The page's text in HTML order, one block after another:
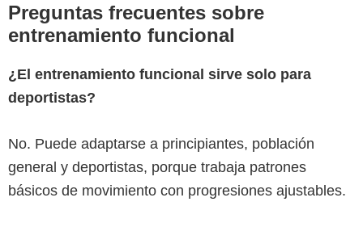
Preguntas frecuentes sobre
entrenamiento funcional
¿El entrenamiento funcional sirve solo para
deportistas?
No. Puede adaptarse a principiantes, población
general y deportistas, porque trabaja patrones
básicos de movimiento con progresiones ajustables.